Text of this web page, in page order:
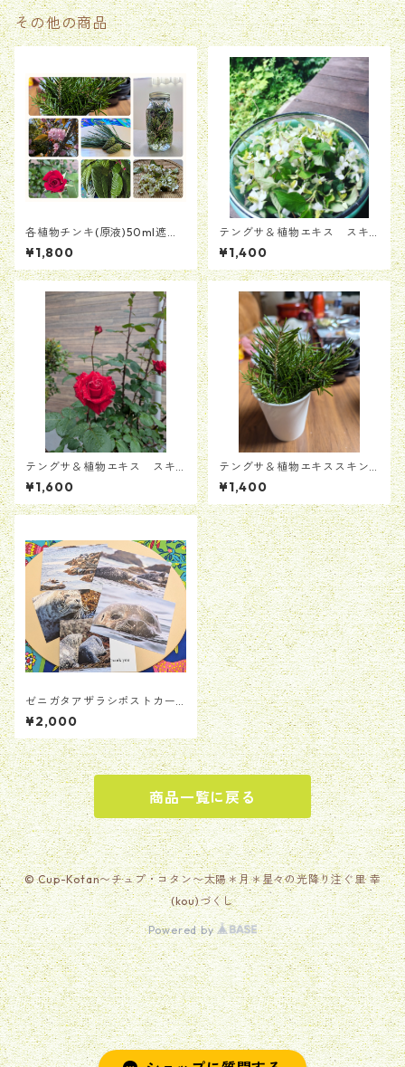
その他の商品
各植物チンキ(原液)50ml遮光
瓶
¥1,800
テングサ＆植物エキス スキ
ンジェル(ドクダミ＆クロマ
ツ）
¥1,400
テングサ＆植物エキス スキ
ンジェル(サクラ＆バラ）
¥1,600
テングサ＆植物エキススキン
ジェル(ローズマリー＆アロエ
ベラ）25ml
¥1,400
ゼニガタアザラシポストカー
ド＆ピアス
¥2,000
商品一覧に戻る
© Cup-Kotan〜チュプ・コタン〜太陽＊月＊星々の光降り注ぐ里 幸
(kou)づくし
Powered by